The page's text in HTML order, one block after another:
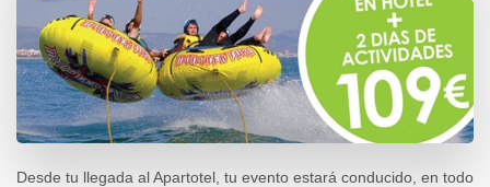
Desde tu llegada al Apartotel, tu evento estará conducido, en todo